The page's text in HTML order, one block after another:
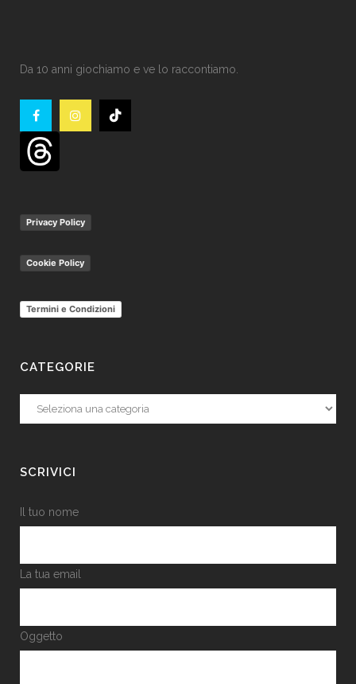
Da 10 anni giochiamo e ve lo raccontiamo.
Privacy Policy
Cookie Policy
Termini e Condizioni
CATEGORIE
Categorie
SCRIVICI
Il tuo nome
La tua email
Oggetto